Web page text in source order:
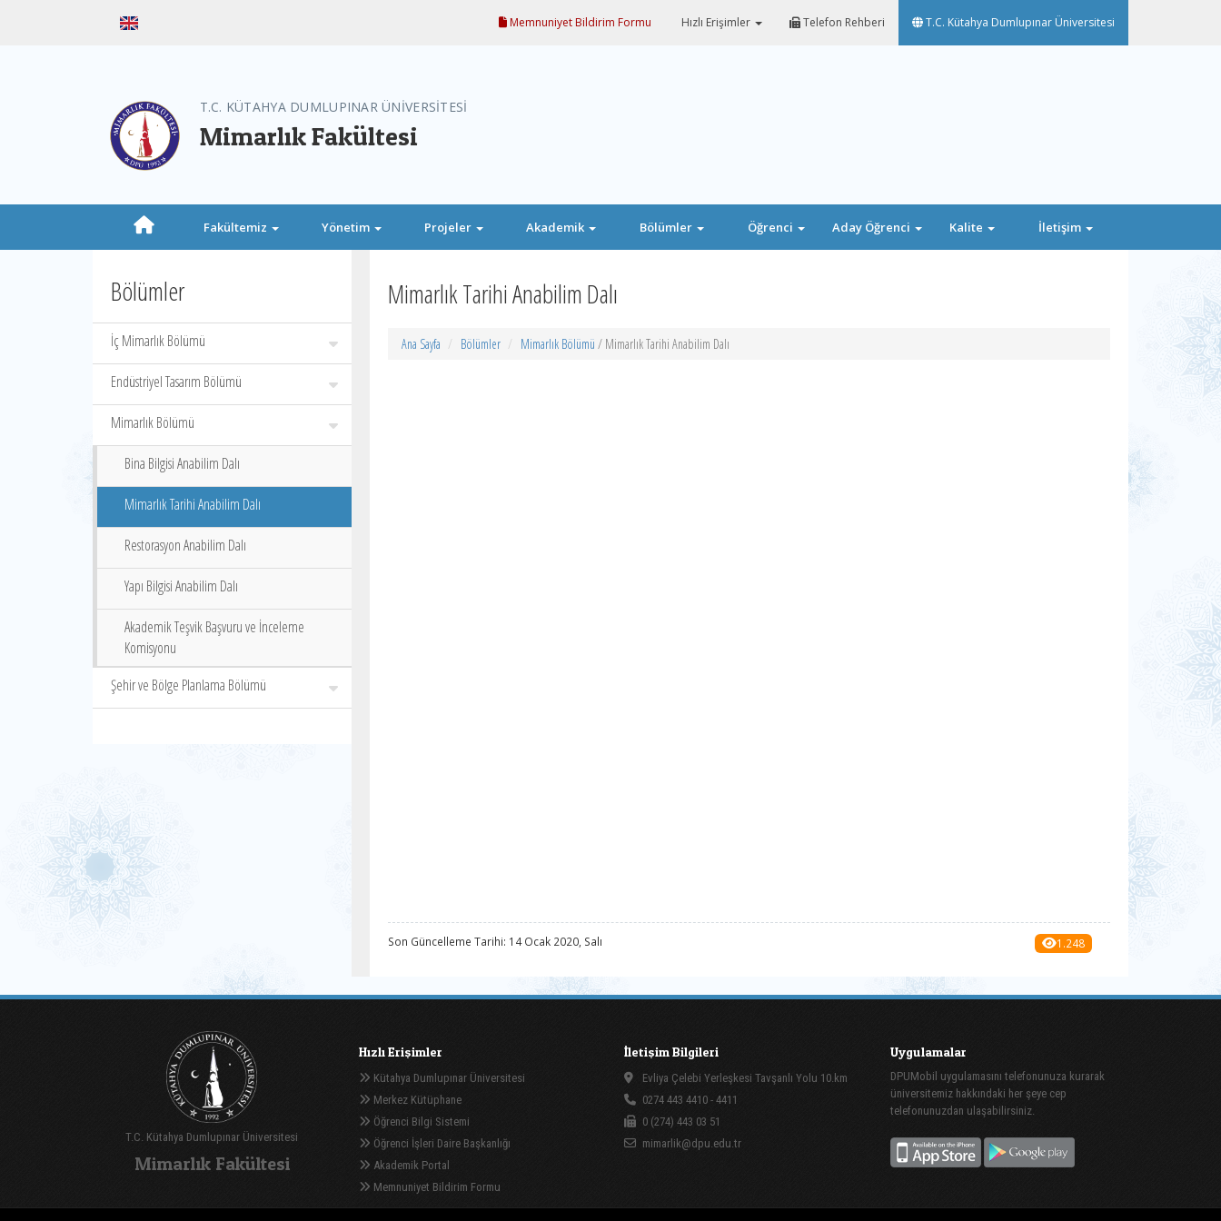
Memnuniyet Bildirim Formu Hızlı Erişimler Telefon Rehberi T.C. Kütahya Dumlupınar Üniversitesi
T.C. KÜTAHYA DUMLUPINAR ÜNİVERSİTESİ
Mimarlık Fakültesi
Fakültemiz Yönetim Projeler Akademik Bölümler Öğrenci Aday Öğrenci Kalite İletişim
Bölümler
İç Mimarlık Bölümü
Endüstriyel Tasarım Bölümü
Mimarlık Bölümü
Bina Bilgisi Anabilim Dalı
Mimarlık Tarihi Anabilim Dalı
Restorasyon Anabilim Dalı
Yapı Bilgisi Anabilim Dalı
Akademik Teşvik Başvuru ve İnceleme
Komisyonu
Şehir ve Bölge Planlama Bölümü
Mimarlık Tarihi Anabilim Dalı
Ana Sayfa Bölümler Mimarlık Bölümü / Mimarlık Tarihi Anabilim Dalı
Son Güncelleme Tarihi: 14 Ocak 2020, Salı 1.248
T.C. Kütahya Dumlupınar Üniversitesi
Mimarlık Fakültesi
Hızlı Erişimler
Kütahya Dumlupınar Üniversitesi
Merkez Kütüphane
Öğrenci Bilgi Sistemi
Öğrenci İşleri Daire Başkanlığı
Akademik Portal
Memnuniyet Bildirim Formu
İletişim Bilgileri
Evliya Çelebi Yerleşkesi Tavşanlı Yolu 10.km
0274 443 4410 - 4411
0 (274) 443 03 51
mimarlik@dpu.edu.tr
Uygulamalar
DPUMobil uygulamasını telefonunuza kurarak
üniversitemiz hakkındaki her şeye cep
telefonunuzdan ulaşabilirsiniz.